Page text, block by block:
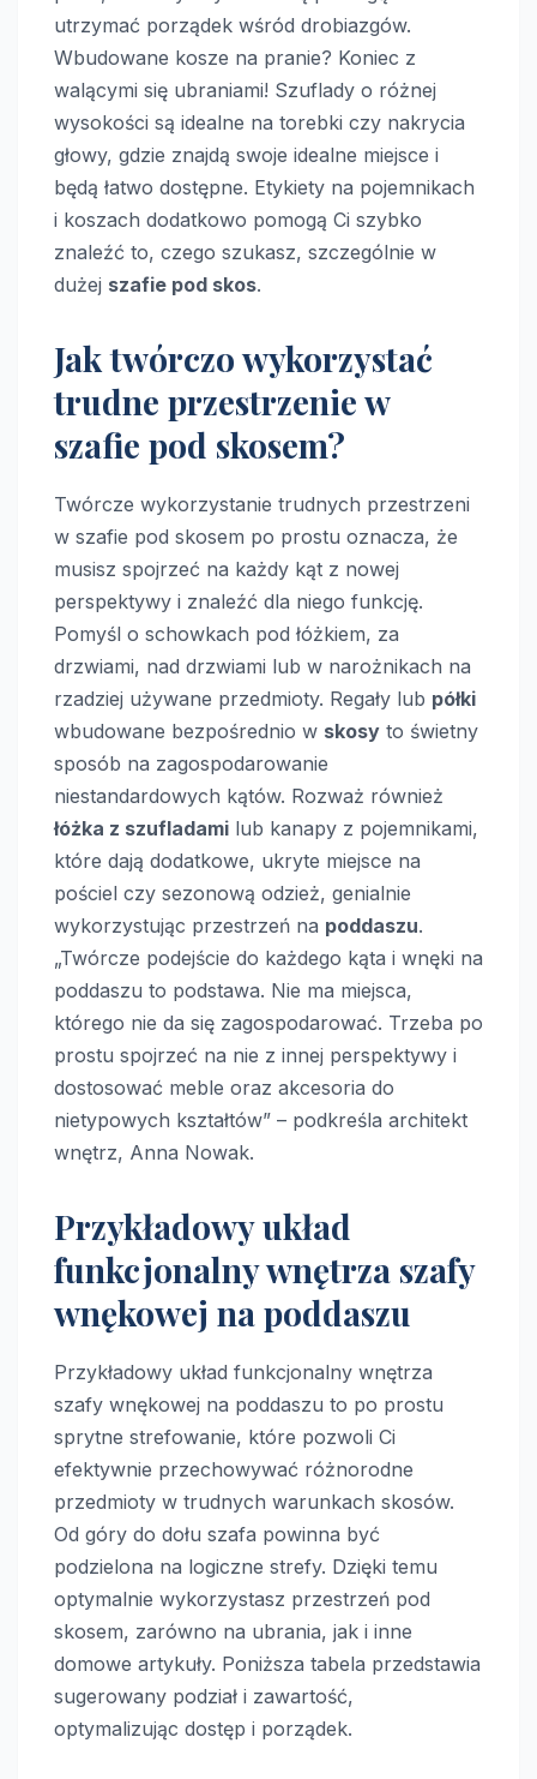
utrzymać porządek wśród drobiazgów.
Wbudowane kosze na pranie? Koniec z
walącymi się ubraniami! Szuflady o różnej
wysokości są idealne na torebki czy nakrycia
głowy, gdzie znajdą swoje idealne miejsce i
będą łatwo dostępne. Etykiety na pojemnikach
i koszach dodatkowo pomogą Ci szybko
znaleźć to, czego szukasz, szczególnie w
dużej szafie pod skos.
Jak twórczo wykorzystać
trudne przestrzenie w
szafie pod skosem?
Twórcze wykorzystanie trudnych przestrzeni
w szafie pod skosem po prostu oznacza, że
musisz spojrzeć na każdy kąt z nowej
perspektywy i znaleźć dla niego funkcję.
Pomyśl o schowkach pod łóżkiem, za
drzwiami, nad drzwiami lub w narożnikach na
rzadziej używane przedmioty. Regały lub półki
wbudowane bezpośrednio w skosy to świetny
sposób na zagospodarowanie
niestandardowych kątów. Rozważ również
łóżka z szufladami lub kanapy z pojemnikami,
które dają dodatkowe, ukryte miejsce na
pościel czy sezonową odzież, genialnie
wykorzystując przestrzeń na poddaszu.
„Twórcze podejście do każdego kąta i wnęki na
poddaszu to podstawa. Nie ma miejsca,
którego nie da się zagospodarować. Trzeba po
prostu spojrzeć na nie z innej perspektywy i
dostosować meble oraz akcesoria do
nietypowych kształtów” – podkreśla architekt
wnętrz, Anna Nowak.
Przykładowy układ
funkcjonalny wnętrza szafy
wnękowej na poddaszu
Przykładowy układ funkcjonalny wnętrza
szafy wnękowej na poddaszu to po prostu
sprytne strefowanie, które pozwoli Ci
efektywnie przechowywać różnorodne
przedmioty w trudnych warunkach skosów.
Od góry do dołu szafa powinna być
podzielona na logiczne strefy. Dzięki temu
optymalnie wykorzystasz przestrzeń pod
skosem, zarówno na ubrania, jak i inne
domowe artykuły. Poniższa tabela przedstawia
sugerowany podział i zawartość,
optymalizując dostęp i porządek.